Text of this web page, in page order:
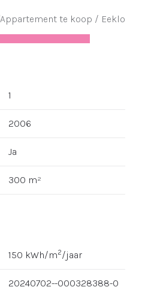
1
2006
Ja
300 m²
150 kWh/m2/jaar
20240702--000328388-0